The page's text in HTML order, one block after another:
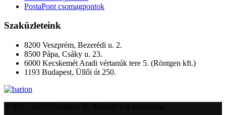
PostaPont csomagpontok
Szaküzleteink
8200 Veszprém, Bezerédi u. 2.
8500 Pápa, Csáky u. 23.
6000 Kecskemét Aradi vértanúk tere 5. (Röntgen kft.)
1193 Budapest, Üllői út 250.